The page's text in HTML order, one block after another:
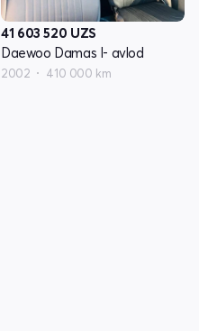
41 603 520 UZS
Daewoo Damas I- avlod
2002 410 000 km